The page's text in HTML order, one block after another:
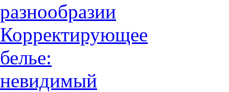
разнообразии
Корректирующее
белье:
невидимый